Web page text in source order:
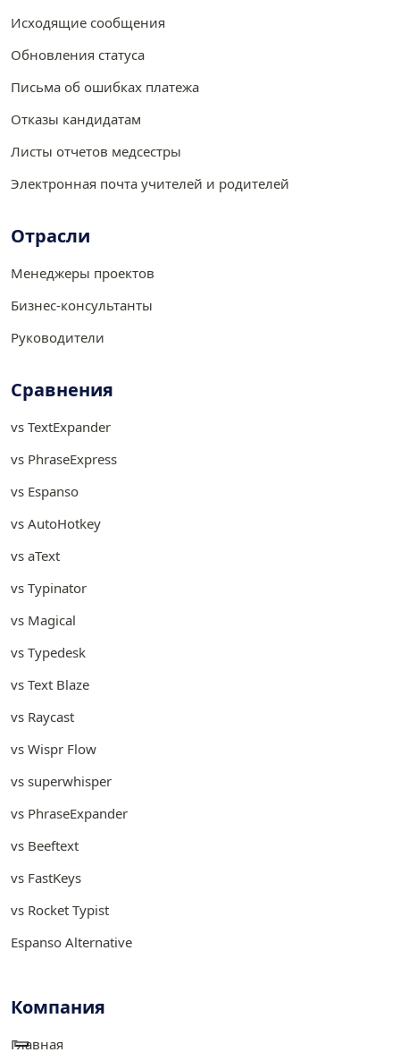
Исходящие сообщения
Обновления статуса
Письма об ошибках платежа
Отказы кандидатам
Листы отчетов медсестры
Электронная почта учителей и родителей
Отрасли
Менеджеры проектов
Бизнес-консультанты
Руководители
Сравнения
vs TextExpander
vs PhraseExpress
vs Espanso
vs AutoHotkey
vs aText
vs Typinator
vs Magical
vs Typedesk
vs Text Blaze
vs Raycast
vs Wispr Flow
vs superwhisper
vs PhraseExpander
vs Beeftext
vs FastKeys
vs Rocket Typist
Espanso Alternative
Компания
Главная